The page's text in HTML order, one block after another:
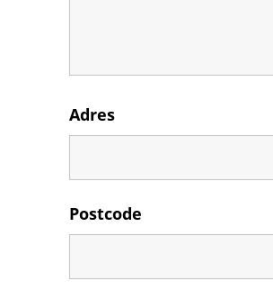
Adres
Postcode